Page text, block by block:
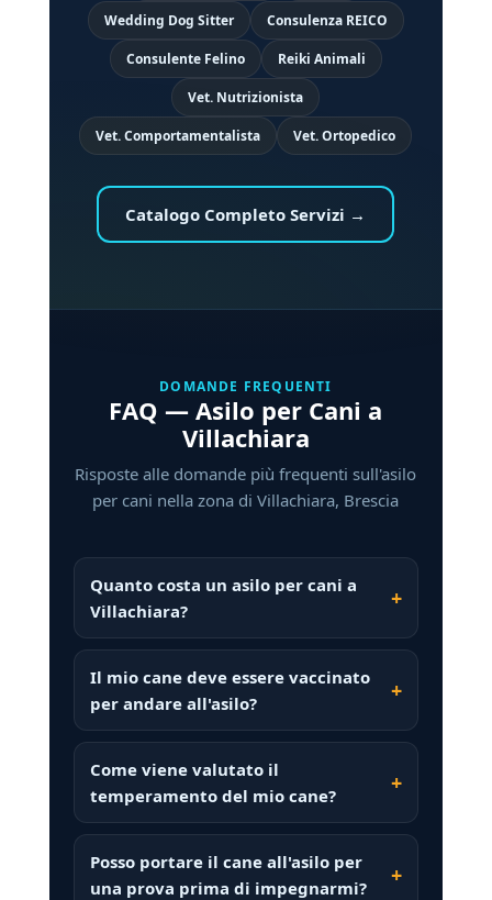
Wedding Dog Sitter Consulenza REICO
Consulente Felino Reiki Animali
Vet. Nutrizionista
Vet. Comportamentalista Vet. Ortopedico
Catalogo Completo Servizi →
DOMANDE FREQUENTI
FAQ — Asilo per Cani a
Villachiara
Risposte alle domande più frequenti sull'asilo
per cani nella zona di Villachiara, Brescia
Quanto costa un asilo per cani a
Villachiara?
Il mio cane deve essere vaccinato
per andare all'asilo?
Come viene valutato il
temperamento del mio cane?
Posso portare il cane all'asilo per
una prova prima di impegnarmi?